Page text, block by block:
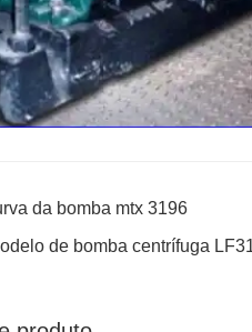
da bomba mtx 3196
de bomba centrífuga